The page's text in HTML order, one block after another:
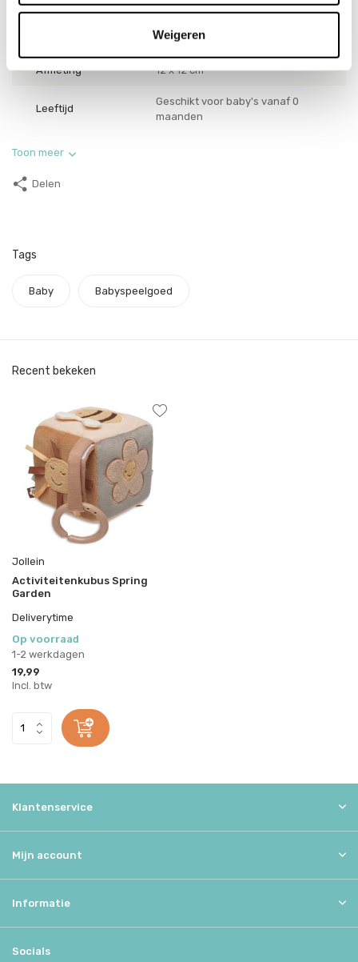
Weigeren
SKU 119-001-67018
8717329371163
Afmeting 12 x 12 cm
Leeftijd
Geschikt voor baby's vanaf 0
maanden
Toon meer
Delen
Tags
Baby Babyspeelgoed
Recent bekeken
Jollein
Activiteitenkubus Spring
Garden
Deliverytime
Op voorraad
1-2 werkdagen
19,99
Incl. btw
Klantenservice
Mijn account
Informatie
Socials